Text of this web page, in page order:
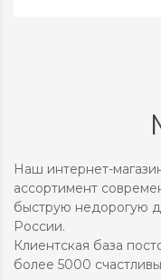
Наш интернет-
ассортимент
быструю недорогую
России.
Клиентская база
более 5000